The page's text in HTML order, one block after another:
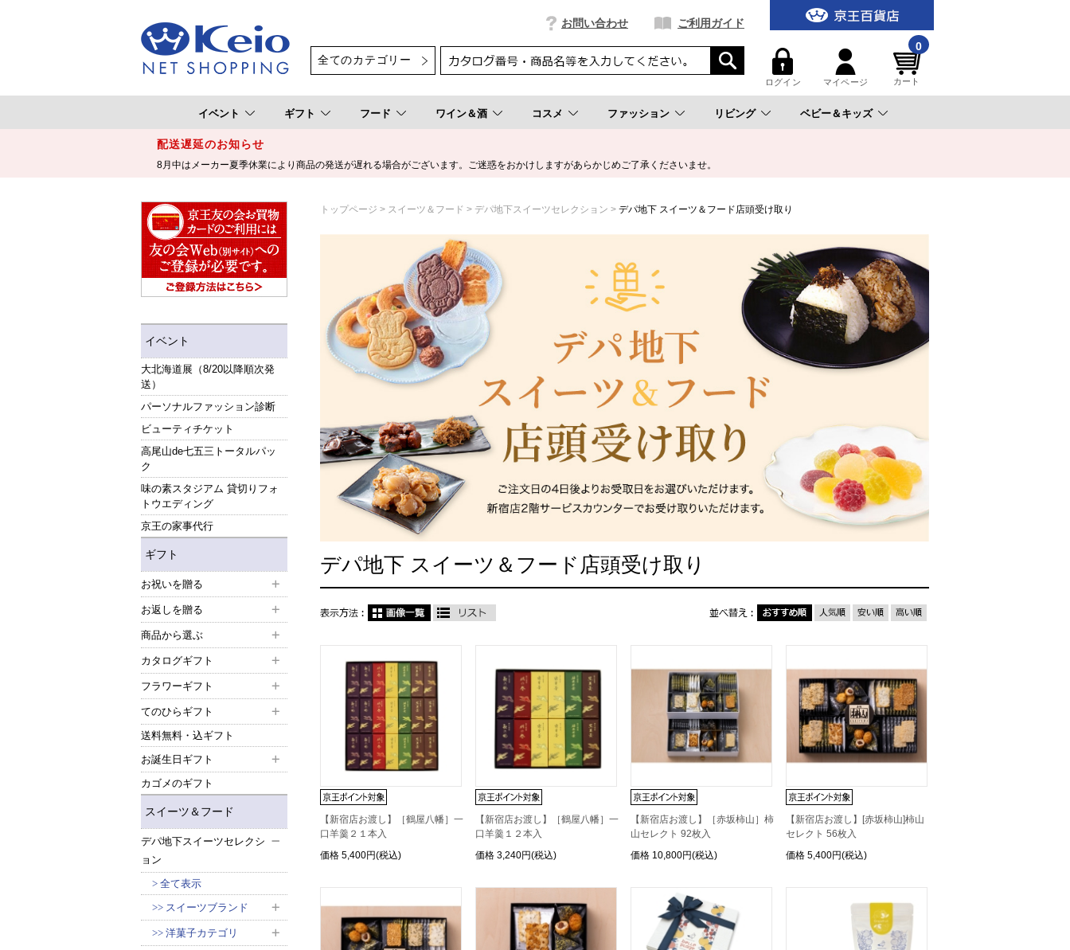
お問い合わせ ご利用ガイド
ログイン マイページ
0
カート
イベント ギフト フード ワイン＆酒 コスメ ファッション リビング ベビー＆キッズ
配送遅延のお知らせ
8月中はメーカー夏季休業により商品の発送が遅れる場合がございます。ご迷惑をおかけしますがあらかじめご了承くださいませ。
イベント
大北海道展（8/20以降順次発
送）
パーソナルファッション診断
ビューティチケット
高尾山de七五三トータルパッ
ク
味の素スタジアム 貸切りフォ
トウエディング
京王の家事代行
ギフト
お祝いを贈る
お返しを贈る
商品から選ぶ
カタログギフト
フラワーギフト
てのひらギフト
送料無料・込ギフト
お誕生日ギフト
カゴメのギフト
スイーツ＆フード
デパ地下スイーツセレクシ
ョン
全て表示
スイーツブランド
洋菓子カテゴリ
トップページ スイーツ＆フード デパ地下スイーツセレクション デパ地下 スイーツ＆フード店頭受け取り
デパ地下 スイーツ＆フード店頭受け取り
【新宿店お渡し】［鶴屋八幡］一
口羊羹２１本入
価格 5,400円(税込)
【新宿店お渡し】［鶴屋八幡］一
口羊羹１２本入
価格 3,240円(税込)
【新宿店お渡し】［赤坂柿山］柿
山セレクト 92枚入
価格 10,800円(税込)
【新宿店お渡し】[赤坂柿山]柿山
セレクト 56枚入
価格 5,400円(税込)